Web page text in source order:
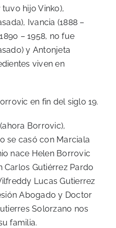
hijo Vinko),
Ivancia (1888 –
– 1958, no fue
y Antonjeta
viven en
en fin del siglo 19.
Borrovic),
se casó con Marciala
nace Helen Borrovic
Carlos Gutiérrez Pardo
Lucas Gutierrez
Abogado y Doctor
Solorzano nos
familia.